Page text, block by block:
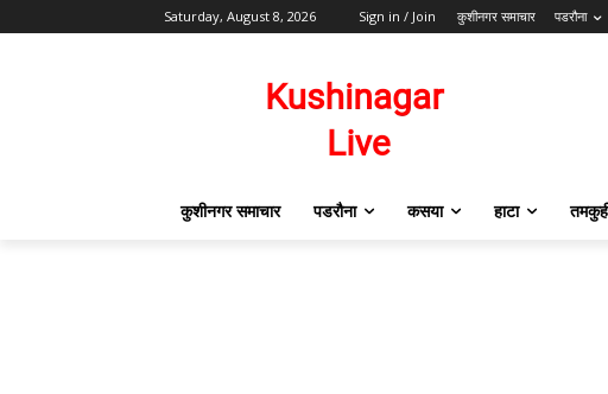
Saturday, August 8, 2026 Sign in / Join कुशीनगर समाचार पडरौना
कुशीनगर समाचार पडरौना कसया हाटा